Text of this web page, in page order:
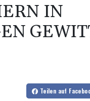
IN
Teilen auf